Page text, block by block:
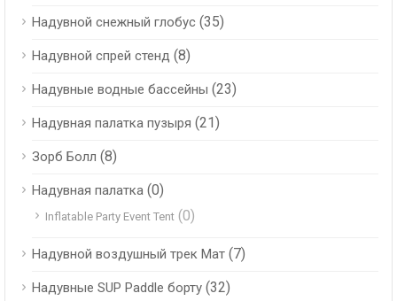
Надувной снежный глобус (35)
Надувной спрей стенд (8)
Надувные водные бассейны (23)
Надувная палатка пузыря (21)
Зорб Болл (8)
Надувная палатка (0)
Inflatable Party Event Tent (0)
Надувной воздушный трек Мат (7)
Надувные SUP Paddle борту (32)